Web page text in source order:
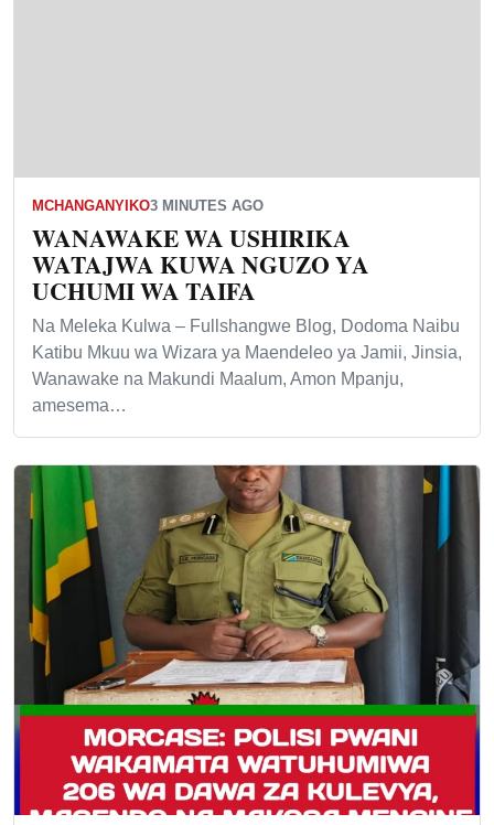
MCHANGANYIKO3 MINUTES AGO
WANAWAKE WA USHIRIKA
WATAJWA KUWA NGUZO YA
UCHUMI WA TAIFA
Na Meleka Kulwa – Fullshangwe Blog, Dodoma Naibu
Katibu Mkuu wa Wizara ya Maendeleo ya Jamii, Jinsia,
Wanawake na Makundi Maalum, Amon Mpanju,
amesema…